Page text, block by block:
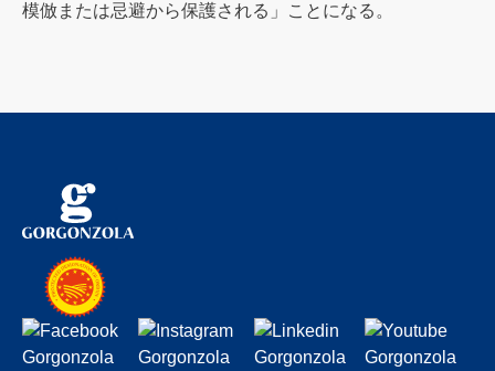
模倣または忌避から保護される」ことになる。